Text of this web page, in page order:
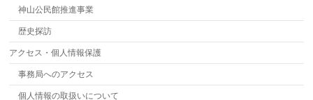
神山公民館推進事業
歴史探訪
アクセス・個人情報保護
事務局へのアクセス
個人情報の取扱いについて